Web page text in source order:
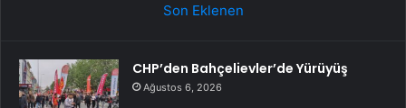
Son Eklenen
CHP’den Bahçelievler’de Yürüyüş
Ağustos 6, 2026